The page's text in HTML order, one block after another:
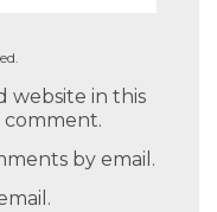
website in this
by email.